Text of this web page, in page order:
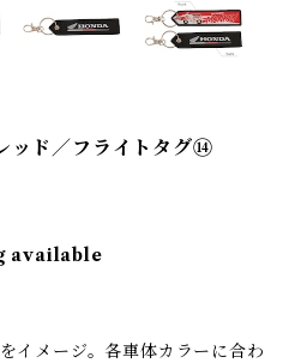
ッド／フライトタグ⑭
available
イメージ。各車体カラーに合わ